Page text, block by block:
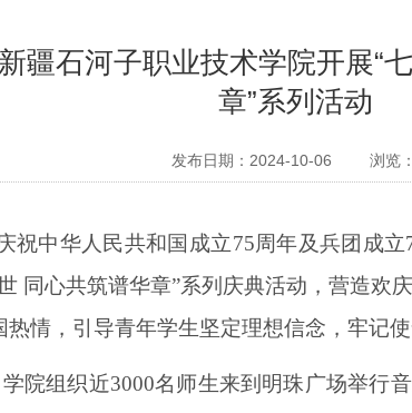
疆石河子职业技术学院开展“
章”系列活动
发布日期：2024-10-06 浏览：
祝中华人民共和国成立75周年及兵团成
同心共筑谱华章”系列庆典活动，营造欢
情，引导青年学生坚定理想信念，牢记使
学院组织近3000名师生来到明珠广场举行